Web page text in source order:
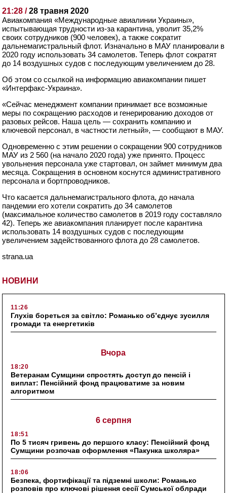
НОВИНИ
11:26
Глухів бореться за світло: Романько об’єднує зусилля
громади та енергетиків
Вчора
18:20
Ветеранам Сумщини спростять доступ до пенсій і
виплат: Пенсійний фонд працюватиме за новим
алгоритмом
6 серпня
18:51
По 5 тисяч гривень до першого класу: Пенсійний фонд
Сумщини розпочав оформлення «Пакунка школяра»
18:06
Безпека, фортифікації та підземні школи: Романько
розповів про ключові рішення сесії Сумської облради
21:28 /28 травня 2020
Авиакомпания «Международные авиалинии Украины»,
испытывающая трудности из-за карантина, уволит 35,2%
своих сотрудников (900 человек), а также сократит
дальнемагистральный флот. Изначально в МАУ планировали в
2020 году использовать 34 самолетов. Теперь флот сократят
до 14 воздушных судов с последующим увеличением до 28.
Об этом со ссылкой на информацию авиакомпании пишет
«Интерфакс-Украина».
«Сейчас менеджмент компании принимает все возможные
меры по сокращению расходов и генерированию доходов от
разовых рейсов. Наша цель — сохранить компанию и
ключевой персонал, в частности летный», — сообщают в МАУ.
Одновременно с этим решении о сокращении 900 сотрудников
МАУ из 2 560 (на начало 2020 года) уже принято. Процесс
увольнения персонала уже стартовал, он займет минимум два
месяца. Сокращения в основном коснутся административного
персонала и бортпроводников.
Что касается дальнемагистрального флота, до начала
пандемии его хотели сократить до 34 самолетов
(максимальное количество самолетов в 2019 году составляло
42). Теперь же авиакомпания планирует после карантина
использовать 14 воздушных судов с последующим
увеличением задействованного флота до 28 самолетов.
strana.ua